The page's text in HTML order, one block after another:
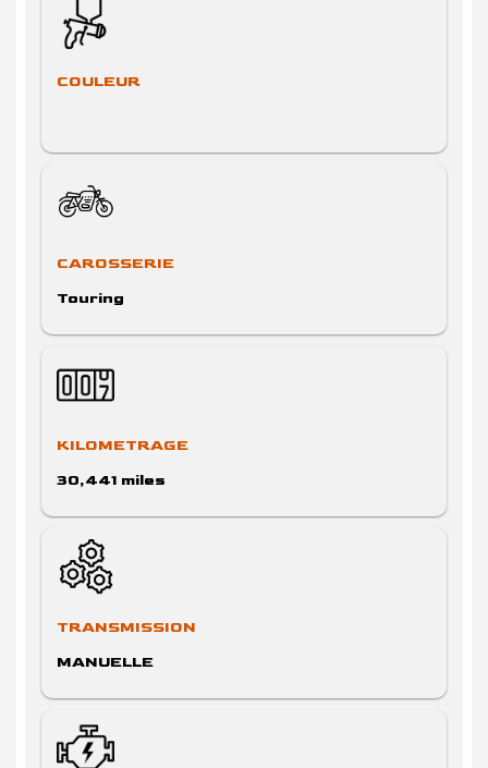
COULEUR
CAROSSERIE
Touring
KILOMETRAGE
30,441 miles
TRANSMISSION
MANUELLE